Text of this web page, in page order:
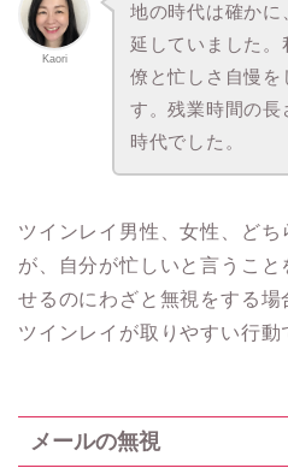
Kaori
地の時代は確か
延していました。
僚と忙しさ自慢を
す。残業時間の長
時代でした。
ツインレイ男性、女性、ど
が、自分が忙しいと言うこ
せるのにわざと無視をする
ツインレイが取りやすい行動
メールの無視